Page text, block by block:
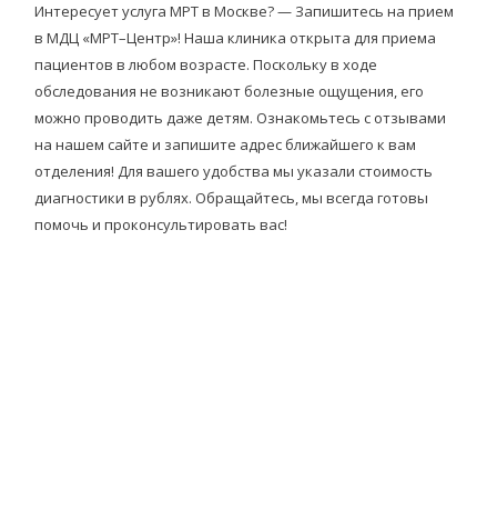
Интересует услуга МРТ в Москве? — Запишитесь на прием
в МДЦ «МРТ–Центр»! Наша клиника открыта для приема
пациентов в любом возрасте. Поскольку в ходе
обследования не возникают болезные ощущения, его
можно проводить даже детям. Ознакомьтесь с отзывами
на нашем сайте и запишите адрес ближайшего к вам
отделения! Для вашего удобства мы указали стоимость
диагностики в рублях. Обращайтесь, мы всегда готовы
помочь и проконсультировать вас!